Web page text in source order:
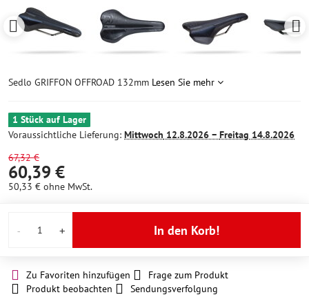
Sedlo GRIFFON OFFROAD 132mm Lesen Sie mehr
1 Stück auf Lager
Voraussichtliche Lieferung: Mittwoch 12.8.2026 − Freitag 14.8.2026
67,32 €
60,39 €
50,33 € ohne MwSt.
In den Korb!
Zu Favoriten hinzufügen
Frage zum Produkt
Produkt beobachten
Sendungsverfolgung